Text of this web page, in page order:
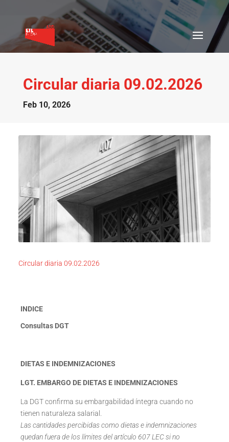
Circular diaria 09.02.2026
Feb 10, 2026
Circular diaria 09.02.2026
INDICE
Consultas DGT
DIETAS E INDEMNIZACIONES
LGT. EMBARGO DE DIETAS E INDEMNIZACIONES
La DGT confirma su embargabilidad íntegra cuando no
tienen naturaleza salarial.
Las cantidades percibidas como dietas e indemnizaciones
quedan fuera de los límites del artículo 607 LEC si no